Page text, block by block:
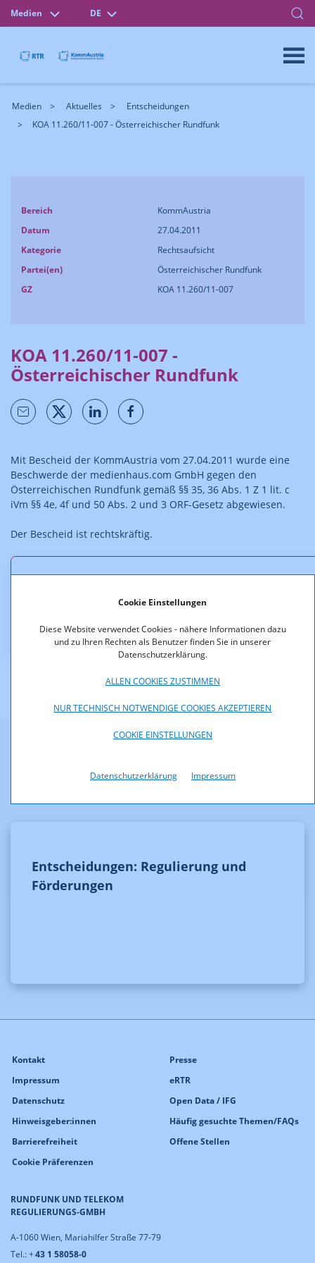
Cookie Einstellungen
Diese Website verwendet Cookies - nähere Informationen dazu
und zu Ihren Rechten als Benutzer finden Sie in unserer
Datenschutzerklärung.
ALLEN COOKIES ZUSTIMMEN
NUR TECHNISCH NOTWENDIGE COOKIES AKZEPTIEREN
COOKIE EINSTELLUNGEN
Datenschutzerklärung Impressum
Medien DE
Medien Aktuelles
Entscheidungen
KOA 11.260/11-007 - Österreichischer Rundfunk
Bereich
KommAustria
Datum
27.04.2011
Kategorie
Rechtsaufsicht
Partei(en)
Österreichischer Rundfunk
GZ
KOA 11.260/11-007
KOA 11.260/11-007 -
Österreichischer Rundfunk
Mit Bescheid der KommAustria vom 27.04.2011 wurde eine
Beschwerde der medienhaus.com GmbH gegen den
Österreichischen Rundfunk gemäß §§ 35, 36 Abs. 1 Z 1 lit. c
iVm §§ 4e, 4f und 50 Abs. 2 und 3 ORF-Gesetz abgewiesen.
Der Bescheid ist rechtskräftig.
(pdf, 75,5 KB)
Entscheidungen: Regulierung und
Förderungen
RUNDFUNK UND TELEKOM
REGULIERUNGS-GMBH
A-1060 Wien, Mariahilfer Straße 77-79
Tel.: +43 1 58058-0
Kontakt
Impressum
Datenschutz
Hinweisgeber:innen
Barrierefreiheit
Cookie Präferenzen
Presse
eRTR
Open Data / IFG
Häufig gesuchte Themen/FAQs
Offene Stellen